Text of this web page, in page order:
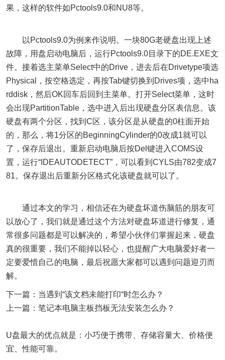
果，这样的软件如Pctools9.0和NU8等。
以Pctools9.0为例来作说明。一块80G老硬盘出现上述
故障，用盘启动电脑后，运行Pctools9.0目录下的DE.EXE文
件。接着选主菜单Select中的Drive，进去后在Drivetype项选
Physical，按空格选定，再按Tab键切换到Drives项，选中ha
rddisk，然后OK回车后回到主菜单。打开Select菜单，这时
会出现PartitionTable，选中进入后出现硬盘分区表信息。该
硬盘有两个分区，找到C区，该分区是从硬盘的0柱面开始
的，那么，将1分区的BeginningCylinder的0改成1就可以
了，保存后退出。重新启动电脑后按Del键进入COMS设
置，运行“IDEAUTODETECT”，可以看到CYLS由782变成7
81。保存退出后重新分区格式化该硬盘就可以了。
通过本文的学习，相信还在为硬盘坏道伤脑筋的朋友可
以放心了，我们就是通过这个方法对硬盘坏道进行修复，通
常很多问题都是可以解决的，希望小伙伴们掌握起来，硬盘
真的很重要，我们不能掉以轻心，也提醒广大电脑爱好者一
定要爱惜自己的电脑，最后祝愿大家都可以遇到问题迎刃而
解。
下一篇：当遇到“该文档未能打印“时怎么办？
上一篇：笔记本电脑主板挡板无法安装怎么办？
U盘最大的优点就是：小巧便于携带、存储容量大、价格便
宜、性能可靠。